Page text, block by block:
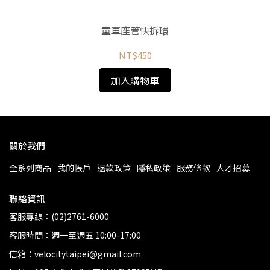
童車座管快拆環
NT$450
加入購物車
關於我們
全系列商品 我的帳戶 退款政策 隱私政策 服務條款 人才招募
聯絡資訊
客服專線：(02)2761-6000
客服時間：週一至週五 10:00-17:00
信箱：velocitytaipei@gmail.com